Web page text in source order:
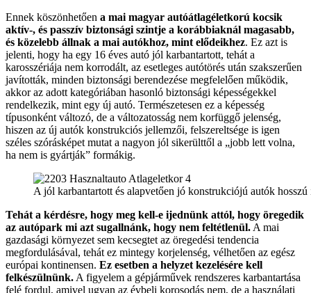
Ennek köszönhetően a mai magyar autóátlagéletkorú kocsik
aktív-, és passzív biztonsági szintje a korábbiaknál magasabb,
és közelebb állnak a mai autókhoz, mint elődeikhez. Ez azt is
jelenti, hogy ha egy 16 éves autó jól karbantartott, tehát a
karosszériája nem korrodált, az esetleges autótörés után szakszerűen
javították, minden biztonsági berendezése megfelelően működik,
akkor az adott kategóriában hasonló biztonsági képességekkel
rendelkezik, mint egy új autó. Természetesen ez a képesség
típusonként változó, de a változatosság nem korfüggő jelenség,
hiszen az új autók konstrukciós jellemzői, felszereltsége is igen
széles szórásképet mutat a nagyon jól sikerülttől a „jobb lett volna,
ha nem is gyártják” formákig.
A jól karbantartott és alapvetően jó konstrukciójú autók
Tehát a kérdésre, hogy meg kell-e ijednünk attól, hogy öregedik
az autópark mi azt sugallnánk, hogy nem feltétlenül. A mai
gazdasági környezet sem kecsegtet az öregedési tendencia
megfordulásával, tehát ez mintegy korjelenség, vélhetően az egész
európai kontinensen. Ez esetben a helyzet kezelésére kell
felkészülnünk. A figyelem a gépjárművek rendszeres karbantartása
felé fordul, amivel ugyan az évbeli korosodás nem, de a használati